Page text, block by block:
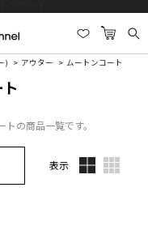
) アウター ムートンコート
の商品一覧です。
表示